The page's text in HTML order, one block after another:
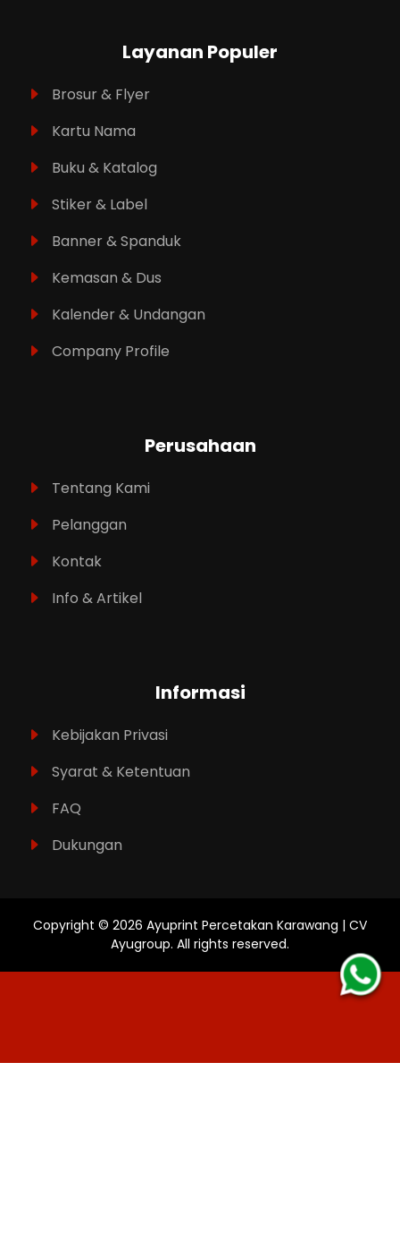
Layanan Populer
Brosur & Flyer
Kartu Nama
Buku & Katalog
Stiker & Label
Banner & Spanduk
Kemasan & Dus
Kalender & Undangan
Company Profile
Perusahaan
Tentang Kami
Pelanggan
Kontak
Info & Artikel
Informasi
Kebijakan Privasi
Syarat & Ketentuan
FAQ
Dukungan
Copyright © 2026 Ayuprint Percetakan Karawang | CV
Ayugroup. All rights reserved.